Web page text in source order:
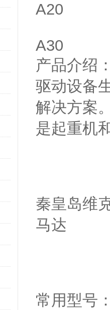
A20
A30
产品介绍
驱动设备
解决方案
是起重机
秦皇岛维
马达
常用型号